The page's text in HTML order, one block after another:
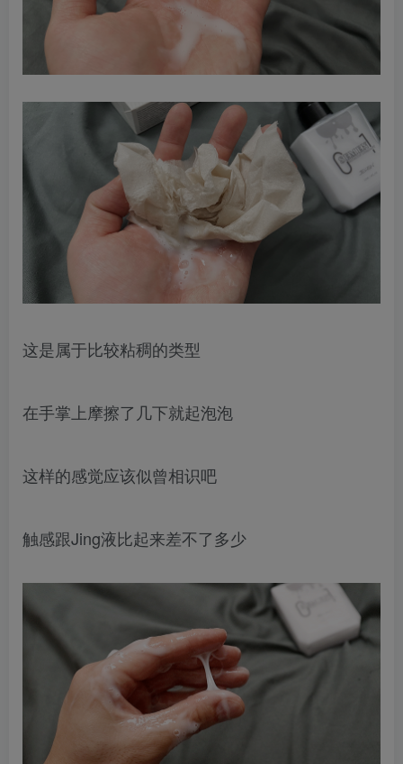
这是属于比较粘稠的类型
在手掌上摩擦了几下就起泡泡
这样的感觉应该似曾相识吧
触感跟Jing液比起来差不了多少